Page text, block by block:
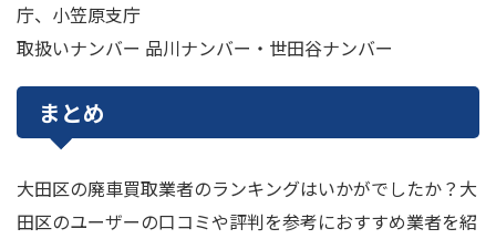
庁、小笠原支庁
取扱いナンバー 品川ナンバー・世田谷ナンバー
まとめ
大田区の廃車買取業者のランキングはいかがでしたか？大
田区のユーザーの口コミや評判を参考におすすめ業者を紹